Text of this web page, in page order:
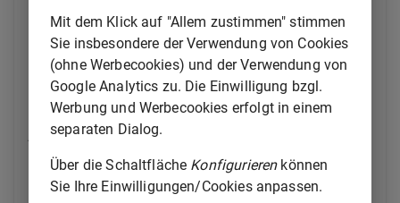
2.
Ansprüche auf Erstattung der Kosten für
die Beseitigung, Vernichtung oder
Unschädlichmachung der Ladung des
Schiffes.
Die in Satz 1 angeführten Ansprüche unterliegen
jedoch nicht der Haftungsbeschränkung, soweit sie
ein mit dem Haftpflichtigen vertraglich vereinbartes
Entgelt betreffen.
Mit dem Klick auf "Allem zustimmen" stimmen
Sie insbesondere der Verwendung von Cookies
(ohne Werbecookies) und der Verwendung von
Google Analytics zu. Die Einwilligung bzgl.
Werbung und Werbecookies erfolgt in einem
separaten Dialog.
Über die Schaltfläche Konfigurierenkönnen
Sie Ihre Einwilligungen/Cookies anpassen.